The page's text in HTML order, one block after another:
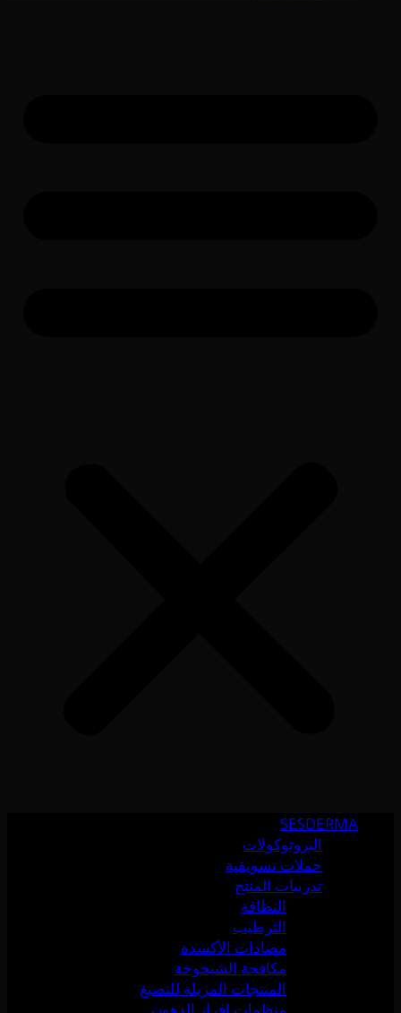
SESDERMA
البروتوكولات
حملات تسويقية
تدريبات المنتج
النظافة
الترطيب
مضادات الأكسدة
مكافحة الشيخوخة
المنتجات المزيلة للتصبغ